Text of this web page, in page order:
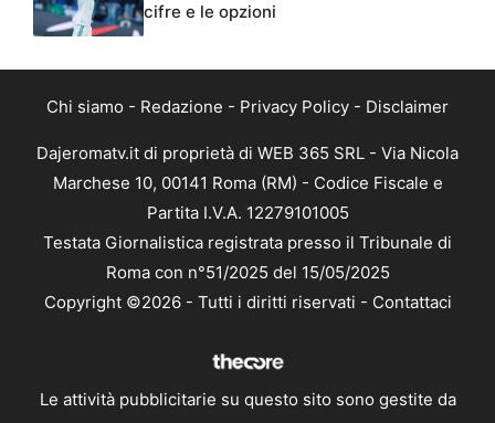
cifre e le opzioni
Chi siamo - Redazione - Privacy Policy - Disclaimer
Dajeromatv.it di proprietà di WEB 365 SRL - Via Nicola
Marchese 10, 00141 Roma (RM) - Codice Fiscale e
Partita I.V.A. 12279101005
Testata Giornalistica registrata presso il Tribunale di
Roma con n°51/2025 del 15/05/2025
Copyright ©2026 - Tutti i diritti riservati - Contattaci
Le attività pubblicitarie su questo sito sono gestite da